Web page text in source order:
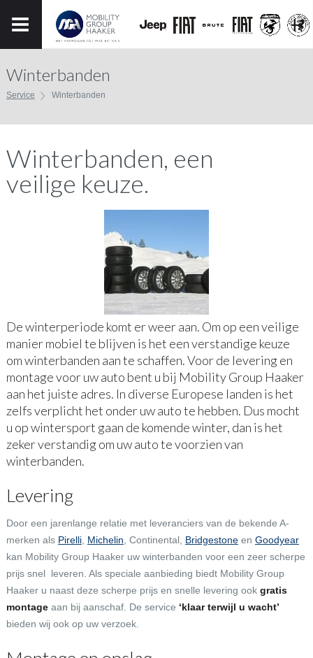
Winterbanden
Service Winterbanden
Winterbanden, een
veilige keuze.
De winterperiode komt er weer aan. Om op een veilige
manier mobiel te blijven is het een verstandige keuze
om winterbanden aan te schaffen. Voor de levering en
montage voor uw auto bent u bij Mobility Group Haaker
aan het juiste adres. In diverse Europese landen is het
zelfs verplicht het onder uw auto te hebben. Dus mocht
u op wintersport gaan de komende winter, dan is het
zeker verstandig om uw auto te voorzien van
winterbanden.
Levering
Door een jarenlange relatie met leveranciers van de bekende A-
merken als Pirelli, Michelin , Continental, Bridgestoneen Goodyear
kan Mobility Group Haaker uw winterbanden voor een zeer scherpe
prijs snel leveren. Als speciale aanbieding biedt Mobility Group
Haaker u naast deze scherpe prijs en snelle levering ook gratis
montageaan bij aanschaf. De service ‘klaar terwijl u wacht’
bieden wij ook op uw verzoek.